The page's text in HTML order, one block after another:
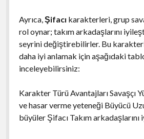
Ayrıca,Şifacı karakterleri, grup
rol oynar; takım arkadaşlarını
seyrini değiştirebilirler. Bu
daha iyi anlamak için aşağıdaki
inceleyebilirsiniz:
Karakter Türü Avantajları Savaşçı
ve hasar verme yeteneği Büyücü
büyüler Şifacı Takım